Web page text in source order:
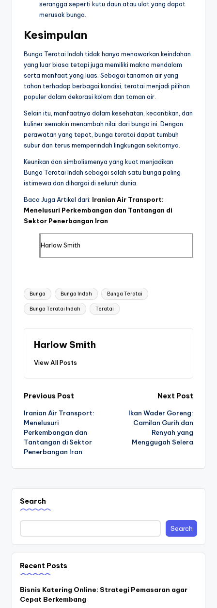
serangga seperti kutu daun atau ulat yang dapat
merusak bunga.
Kesimpulan
Bunga Teratai Indah tidak hanya menawarkan keindahan
yang luar biasa tetapi juga memiliki makna mendalam
serta manfaat yang luas. Sebagai tanaman air yang
tahan terhadap berbagai kondisi, teratai menjadi pilihan
populer dalam dekorasi kolam dan taman air.
Selain itu, manfaatnya dalam kesehatan, kecantikan, dan
kuliner semakin menambah nilai dari bunga ini. Dengan
perawatan yang tepat, bunga teratai dapat tumbuh
subur dan terus memperindah lingkungan sekitarnya.
Keunikan dan simbolismenya yang kuat menjadikan
Bunga Teratai Indah sebagai salah satu bunga paling
istimewa dan dihargai di seluruh dunia.
Baca Juga Artikel dari: Iranian Air Transport:
Menelusuri Perkembangan dan Tantangan di
Sektor Penerbangan Iran
Harlow Smith
Tags:
Bunga Bunga Indah Bunga Teratai
Bunga Teratai Indah Teratai
Harlow Smith
View All Posts
Post
navigation
Previous Post
Iranian Air Transport:
Menelusuri
Perkembangan dan
Tantangan di Sektor
Penerbangan Iran
Next Post
Ikan Wader Goreng:
Camilan Gurih dan
Renyah yang
Menggugah Selera
Search
Search
Recent Posts
Bisnis Katering Online: Strategi Pemasaran agar
Cepat Berkembang